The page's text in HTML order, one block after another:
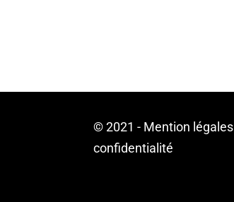
© 2021 - Mention légales
confidentialité